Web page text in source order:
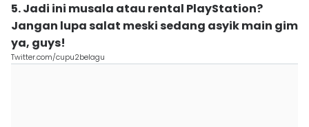
5. Jadi ini musala atau rental PlayStation?
Jangan lupa salat meski sedang asyik main gim
ya, guys!
Twitter.com/cupu2belagu